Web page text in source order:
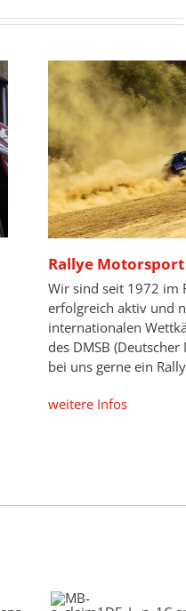
Rallye Motorsport
Wir sind seit 1972 im
erfolgreich aktiv und
internationalen
des DMSB
bei uns gerne ein
weitere Infos